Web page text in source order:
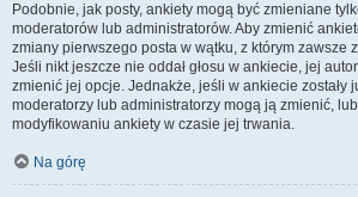
Podobnie, jak posty, ankiety mogą być zmieniane
moderatorów lub administratorów. Aby zmienić
zmiany pierwszego posta w wątku, z którym zawsze
Jeśli nikt jeszcze nie oddał głosu w ankiecie, jej
zmienić jej opcje. Jednakże, jeśli w ankiecie zostały
moderatorzy lub administratorzy mogą ją zmienić,
modyfikowaniu ankiety w czasie jej trwania.
Na górę